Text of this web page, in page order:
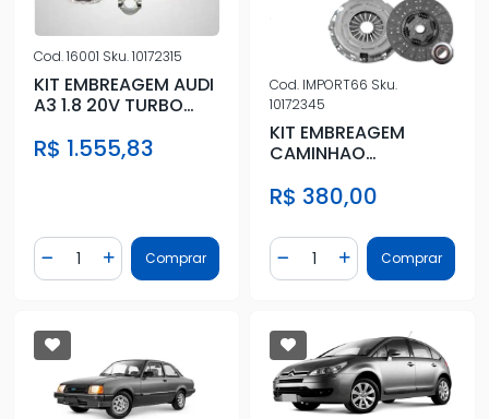
Cod.16001 Sku.10172315
KIT EMBREAGEM AUDI
A3 1.8 20V TURBO
ROLAMENTO
R$ 1.555,83
Diminuir Quantidade
Quantidade
Adicionar Quantidade
Comprar
Cod. IMPORT66 Sku.
10172345
KIT EMBREAGEM
CAMINHAO
R$ 380,00
Diminuir Quantidade
Quantidade
AdicionarComprar